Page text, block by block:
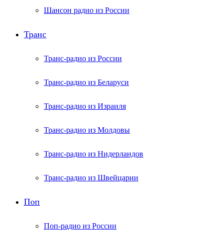
Шансон радио из России
Транс
Транс-радио из России
Транс-радио из Беларуси
Транс-радио из Израиля
Транс-радио из Молдовы
Транс-радио из Нидерландов
Транс-радио из Швейцарии
Поп
Поп-радио из России